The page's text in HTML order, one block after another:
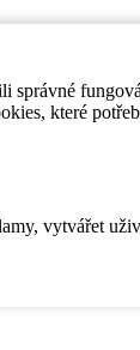
které
vytvářet